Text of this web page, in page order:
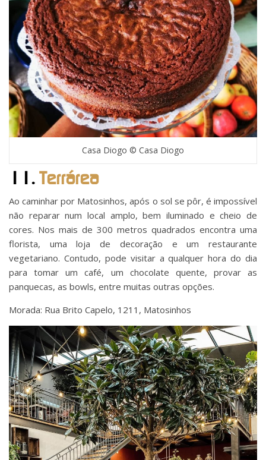
Casa Diogo © Casa Diogo
11. Terrárea
Ao caminhar por Matosinhos, após o sol se pôr, é impossível
não reparar num local amplo, bem iluminado e cheio de
cores. Nos mais de 300 metros quadrados encontra uma
florista, uma loja de decoração e um restaurante
vegetariano. Contudo, pode visitar a qualquer hora do dia
para tomar um café, um chocolate quente, provar as
panquecas, as bowls, entre muitas outras opções.
Morada: Rua Brito Capelo, 1211, Matosinhos